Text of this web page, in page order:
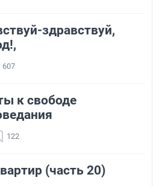
здравствуй,
607
к свободе
122
(часть 20)